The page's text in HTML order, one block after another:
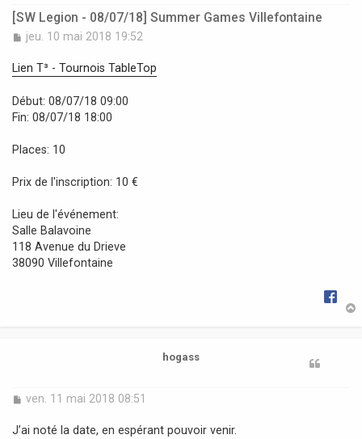
[SW Legion - 08/07/18] Summer Games Villefontaine
M
s
s
g
e
jeu. 10 mai 2018 19:52
Lien T³ - Tournois TableTop
Début: 08/07/18 09:00
Fin: 08/07/18 18:00
Places: 10
Prix de l'inscription: 10 €
Lieu de l'événement:
Salle Balavoine
118 Avenue du Drieve
38090 Villefontaine
hogass
M
s
ven. 11 mai 2018 08:51
J’ai noté la date, en espérant pouvoir venir.